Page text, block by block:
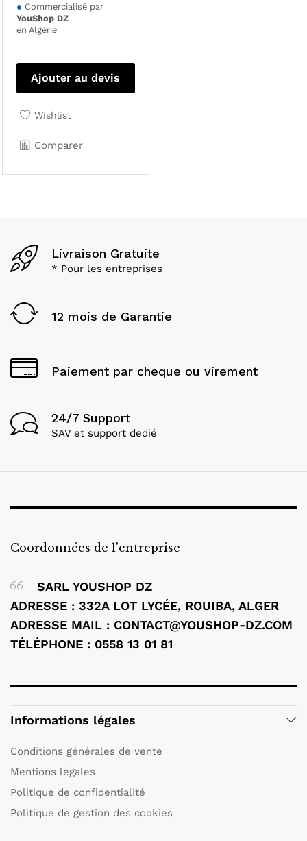
● Commercialisé par
YouShop DZ
en Algérie
Ajouter au devis
Wishlist
Comparer
Livraison Gratuite
* Pour les entreprises
12 mois de Garantie
Paiement par cheque ou virement
24/7 Support
SAV et support dedié
Coordonnées de l'entreprise
SARL YOUSHOP DZ
ADRESSE : 332A LOT LYCÉE, ROUIBA, ALGER
ADRESSE MAIL : CONTACT@YOUSHOP-DZ.COM
TÉLÉPHONE : 0558 13 01 81
Informations légales
Conditions générales de vente
Mentions légales
Politique de confidentialité
Politique de gestion des cookies